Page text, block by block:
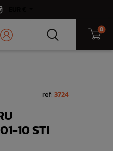
0
ref:3724
10 STI